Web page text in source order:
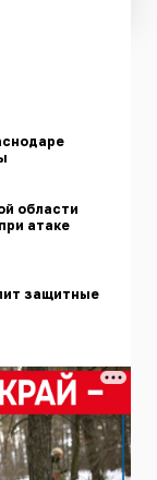
области
атаке
защитные